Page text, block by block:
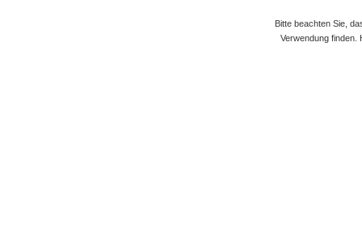
Bitte beachten Sie,
Verwendung finden.